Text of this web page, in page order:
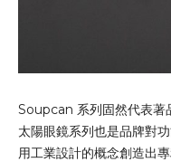
Soupcan 系列固然代表著
太陽眼鏡系列也是品牌對
用工業設計的概念創造出